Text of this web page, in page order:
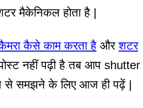
मैकेनिकल होता है |
कैसे काम करता है औरशटर
नहीं पढ़ी है तब आप shutter
से समझने के लिए आज ही पढ़ें |